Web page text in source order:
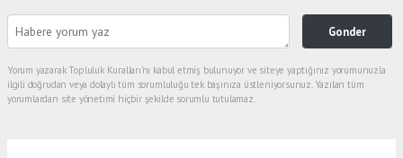
Gonder
Yorum yazarak Topluluk Kuralları’nı kabul etmiş bulunuyor ve siteye yaptığınız yorumunuzla
ilgili doğrudan veya dolaylı tüm sorumluluğu tek başınıza üstleniyorsunuz. Yazılan tüm
yorumlardan site yönetimi hiçbir şekilde sorumlu tutulamaz.